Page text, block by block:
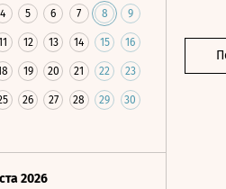
4 5 6 7 8 9
12 13 14 15 16
19 20 21 22 23
26 27 28 29 30
2026